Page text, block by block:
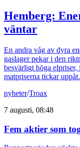
Hemberg:
väntar
En andra våg av dyra
gaslager pekar i den
besvärligt höga
matpriserna tickar uppåt.
nyheter/Troax
7 augusti, 08:48
Fem aktier som